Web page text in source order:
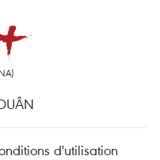
d'utilisation